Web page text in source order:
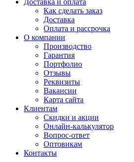
Доставка и оплата
Как сделать заказ
Доставка
Оплата и рассрочка
О компании
Производство
Гарантия
Портфолио
Отзывы
Реквизиты
Вакансии
Карта сайта
Клиентам
Скидки и акции
Онлайн-калькулятор
Вопрос-ответ
Оптовикам
Контакты